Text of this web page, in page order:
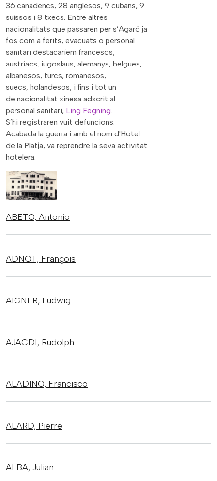
36 canadencs, 28 anglesos, 9 cubans, 9
suïssos i 8 txecs. Entre altres
nacionalitats que passaren per s’Agaró ja
fos com a ferits, evacuats o personal
sanitari destacaríem francesos,
austríacs, iugoslaus, alemanys, belgues,
albanesos, turcs, romanesos,
suecs, holandesos, i fins i tot un
de nacionalitat xinesa adscrit al
personal sanitari, Ling Fegning.
S’hi registraren vuit defuncions.
Acabada la guerra i amb el nom d'Hotel
de la Platja, va reprendre la seva activitat
hotelera.
ABETO, Antonio
ADNOT, François
AIGNER, Ludwig
AJACDI, Rudolph
ALADINO, Francisco
ALARD, Pierre
ALBA, Julian